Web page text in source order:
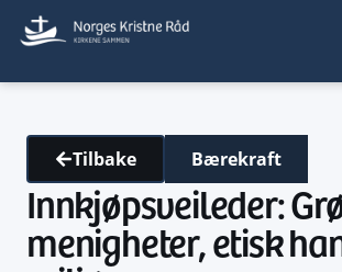
Tilbake Bærekraft
Innkjøpsveileder:
menigheter, etisk